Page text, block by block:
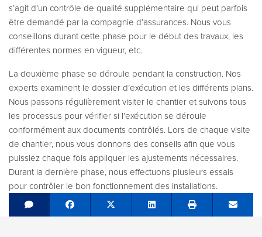
s’agit d’un contrôle de qualité supplémentaire qui peut parfois
être demandé par la compagnie d’assurances. Nous vous
conseillons durant cette phase pour le début des travaux, les
différentes normes en vigueur, etc.
La deuxième phase se déroule pendant la construction. Nos
experts examinent le dossier d’exécution et les différents plans.
Nous passons régulièrement visiter le chantier et suivons tous
les processus pour vérifier si l’exécution se déroule
conformément aux documents contrôlés. Lors de chaque visite
de chantier, nous vous donnons des conseils afin que vous
puissiez chaque fois appliquer les ajustements nécessaires.
Durant la dernière phase, nous effectuons plusieurs essais
pour contrôler le bon fonctionnement des installations.
Share on Facebook
Tweet Share on LinkedIn Send